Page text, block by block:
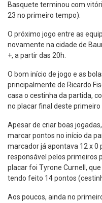
Basquete terminou com
23 no primeiro tempo).
O próximo jogo entre as
novamente na cidade de
+, a partir das 20h.
O bom início de jogo e as
principalmente de Ricardo
casa o cestinha da partida,
no placar final deste primeiro
Apesar de criar boas
marcar pontos no início da
marcador já apontava 12 x 0
responsável pelos primeiros
placar foi Tyrone Curnell,
tendo feito 14 pontos
Aos poucos, ainda no